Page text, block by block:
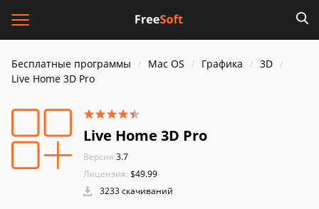
Бесплатные программы Mac OS Графика
3D
Live Home 3D Pro
Live Home 3D Pro
Версия:3.7
Лицензия: $49.99
3233 скачиваний